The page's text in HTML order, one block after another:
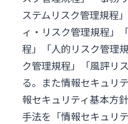
ステムリスク管理規程
ィ・リスク管理規程」
程」「人的リスク管理
ク管理規程」「風評リ
る。また情報セキュリ
報セキュリティ基本方
手法を「情報セキュリ